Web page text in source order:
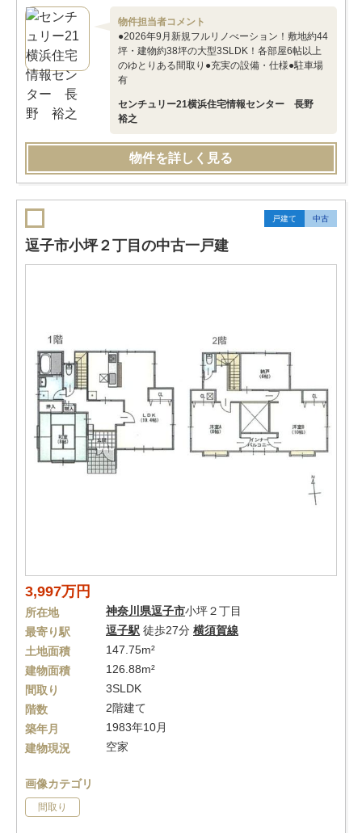
物件担当者コメント
●2026年9月新規フルリノべーション！敷地約44
坪・建物約38坪の大型3SLDK！各部屋6帖以上
のゆとりある間取り●充実の設備・仕様●駐車場
有
センチュリー21横浜住宅情報センター 長野
裕之
物件を詳しく見る
戸建て 中古
逗子市小坪２丁目の中古一戸建
3,997万円
所在地 神奈川県逗子市小坪２丁目
最寄り駅
逗子駅 徒歩27分 横須賀線
土地面積
147.75m²
建物面積
126.88m²
間取り
3SLDK
階数
2階建て
築年月
1983年10月
建物現況
空家
画像カテゴリ
間取り